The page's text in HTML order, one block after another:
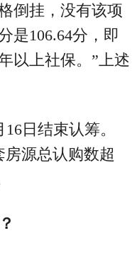
倒挂，没有该项
是106.64分，即
以上社保。”上述
日结束认筹。
源总认购数超